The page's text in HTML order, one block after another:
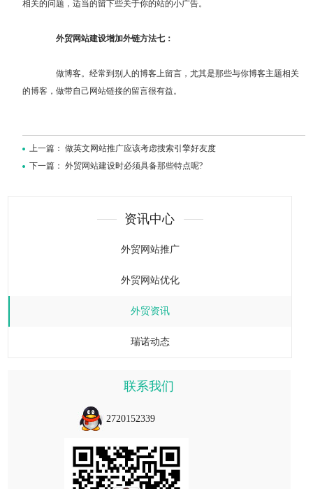
相关的问题，适当的留下些关于你的站的小广告。
外贸网站建设增加外链方法七：
做博客。经常到别人的博客上留言，尤其是那些与你博客主题相关
的博客，做带自己网站链接的留言很有益。
上一篇：做英文网站推广应该考虑搜索引擎好友度
下一篇：外贸网站建设时必须具备那些特点呢?
资讯中心
外贸网站推广
外贸网站优化
外贸资讯
瑞诺动态
联系我们
2720152339